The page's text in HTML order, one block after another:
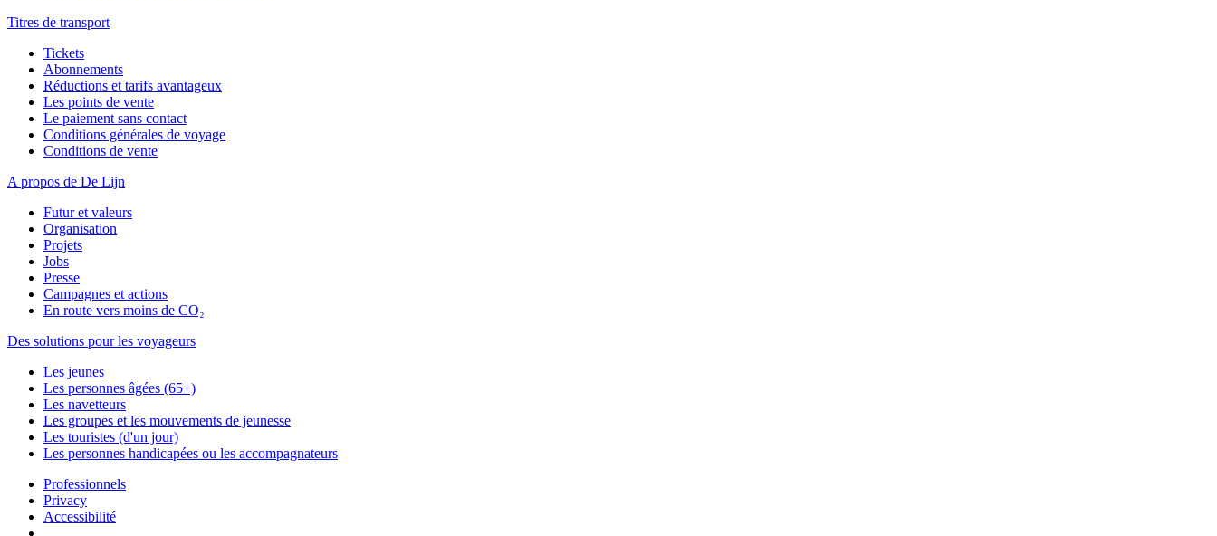
Titres de transport
Tickets
Abonnements
Réductions et tarifs avantageux
Les points de vente
Le paiement sans contact
Conditions générales de voyage
Conditions de vente
A propos de De Lijn
Futur et valeurs
Organisation
Projets
Jobs
Presse
Campagnes et actions
En route vers moins de CO₂
Des solutions pour les voyageurs
Les jeunes
Les personnes âgées (65+)
Les navetteurs
Les groupes et les mouvements de jeunesse
Les touristes (d'un jour)
Les personnes handicapées ou les accompagnateurs
Professionnels
Privacy
Accessibilité